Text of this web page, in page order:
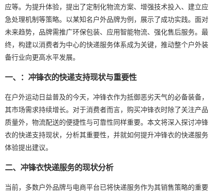
应等。为提升体验，提出了定制化物流方案、增强技术投入、建立应
急处理机制等策略。以某知名户外品牌为例，展示了成功实践。面对
未来趋势，品牌需推广环保包装、应用智能物流、强化售后服务。最
终，构建以消费者为中心的快递服务体系成为关键，推动整个户外装
备行业向更高水平发展。
一、：冲锋衣的快递支持现状与重要性
在户外运动日益普及的今天，冲锋衣作为抵御恶劣天气的必备装备，
其市场需求持续增长。对于消费者而言，购买冲锋衣时除了关注产品
质量外，物流配送的便捷性与可靠性同样重要。本文将深入探讨冲锋
衣的快递支持现状，分析其重要性，并就如何提升冲锋衣的快递服务
体验提出建议。
二、冲锋衣快递服务的现状分析
当前，多数户外品牌与电商平台已将快递服务作为其销售策略的重要